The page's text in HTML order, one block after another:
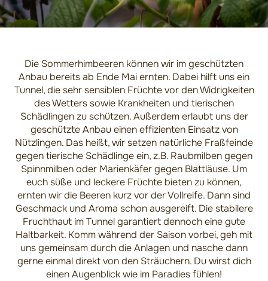
Die Sommerhimbeeren können wir im geschützten
Anbau bereits ab Ende Mai ernten. Dabei hilft uns ein
Tunnel, die sehr sensiblen Früchte vor den Widrigkeiten
des Wetters sowie Krankheiten und tierischen
Schädlingen zu schützen. Außerdem erlaubt uns der
geschützte Anbau einen effizienten Einsatz von
Nützlingen. Das heißt, wir setzen natürliche Fraßfeinde
gegen tierische Schädlinge ein, z.B. Raubmilben gegen
Spinnmilben oder Marienkäfer gegen Blattläuse. Um
euch süße und leckere Früchte bieten zu können,
ernten wir die Beeren kurz vor der Vollreife. Dann sind
Geschmack und Aroma schon ausgereift. Die stabilere
Fruchthaut im Tunnel garantiert dennoch eine gute
Haltbarkeit. Komm während der Saison vorbei, geh mit
uns gemeinsam durch die Anlagen und nasche dann
gerne einmal direkt von den Sträuchern. Du wirst dich
einen Augenblick wie im Paradies fühlen!